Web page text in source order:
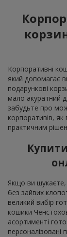
Корпоративні
який допомагає
подарункові
мало акуратний
забудьте про
корпоративів, як
практичним
Якщо ви шукаєте,
без зайвих
великий вибір
кошики
асортименті
персоналізовані